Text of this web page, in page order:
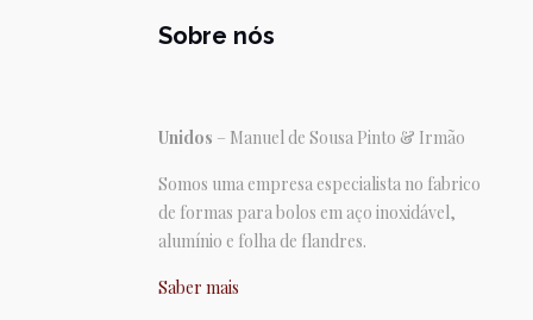
Sobre nós
Unidos – Manuel de Sousa Pinto & Irmão
Somos uma empresa especialista no fabrico
de formas para bolos em aço inoxidável,
alumínio e folha de flandres.
Saber mais